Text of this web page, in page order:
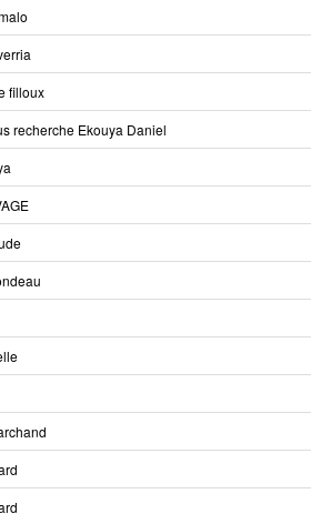
filloux
recherche Ekouya Daniel